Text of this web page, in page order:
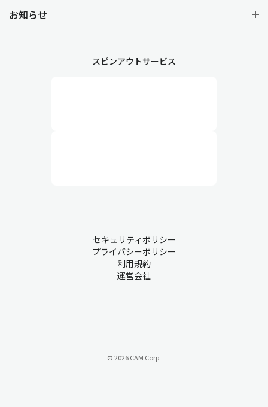
お知らせ
スピンアウトサービス
セキュリティポリシー
プライバシーポリシー
利用規約
運営会社
© 2026 CAM Corp.